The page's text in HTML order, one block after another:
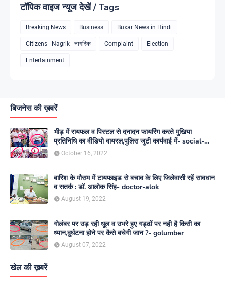
टॉपिक वाइज न्यूज देखें / Tags
Breaking News Business Buxar News in Hindi
Citizens - Nagrik - नागरिक Complaint Election
Entertainment
बिजनेस की ख़बरें
भीड़ में रायफल व पिस्टल से दनादन फायरिंग करते मुखिया
प्रतिनिधि का वीडियो वायरल,पुलिस जुटी कार्यवाई में- social-
media
October 16, 2022
बारिश के मौसम में टायफाइड से बचाव के लिए जिलेवासी रहें सावधान
व सतर्क : डॉ. आलोक सिंह- doctor-alok
August 19, 2022
गोलंबर पर उड़ रही धूल व उभरे हुए गड्ढों पर नही है किसी का
ध्यान,दुर्घटना होने पर कैसे बचेगी जान ?- golumber
August 07, 2022
खेल की ख़बरें